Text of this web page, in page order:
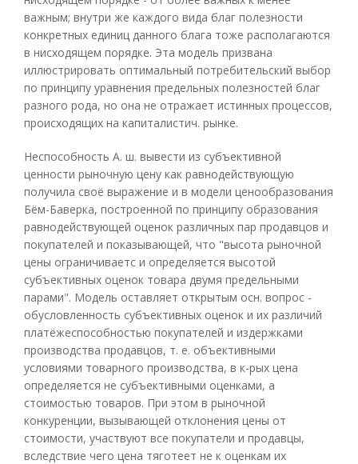
важным; внутри же каждого вида благ полезности
конкретных единиц данного блага тоже располагаются
в нисходящем порядке. Эта модель призвана
иллюстрировать оптимальный потребительский выбор
по принципу уравнения предельных полезностей благ
разного рода, но она не отражает истинных процессов,
происходящих на капиталистич. рынке.
Неспособность А. ш. вывести из субъективной
ценности рыночную цену как равнодействующую
получила своё выражение и в модели ценообразования
Бём-Баверка, построенной по принципу образования
равнодействующей оценок различных пар продавцов и
покупателей и показывающей, что "высота рыночной
цены ограничиваетс и определяется высотой
субъективных оценок товара двумя предельными
парами". Модель оставляет открытым осн. вопрос -
обусловленность субъективных оценок и их различий
платёжеспособностью покупателей и издержками
производства продавцов, т. е. объективными
условиями товарного производства, в к-рых цена
определяется не субъективными оценками, а
стоимостью товаров. При этом в рыночной
конкуренции, вызывающей отклонения цены от
стоимости, участвуют все покупатели и продавцы,
вследствие чего цена тяготеет не к оценкам их